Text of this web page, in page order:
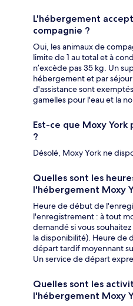
L'hébergement
compagnie ?
Oui, les animaux de
limite de 1 au total et à
n’excède pas 35 kg. Un
hébergement et par
d'assistance sont
gamelles pour l'eau et la
Est-ce que Moxy York
?
Désolé, Moxy York ne
Quelles sont les
l'hébergement Moxy
Heure de début de
l'enregistrement : à tout
demandé si vous
la disponibilité). Heure de
départ tardif moyennant
Un service de départ
Quelles sont les
l'hébergement Moxy